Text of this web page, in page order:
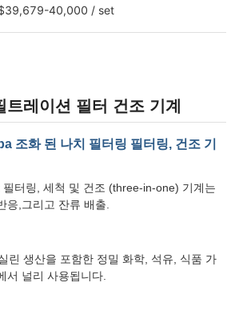
40,000 / set
레이션 필터 건조 기계
조화 된 나치 필터링 필터링, 건조 기
터링, 세척 및 건조 (three-in-one) 기계는
응,그리고 잔류 배출.
린 생산을 포함한 정밀 화학, 석유, 식품 가
서 널리 사용됩니다.